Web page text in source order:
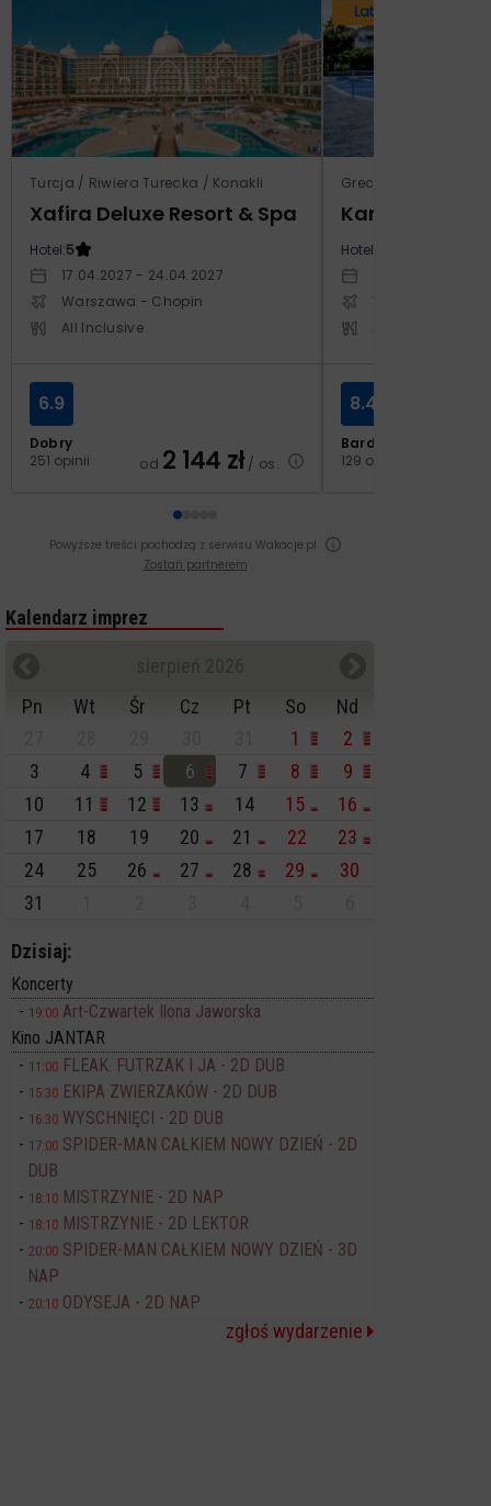
Turcja / Riwiera Turecka / Konakli
Xafira Deluxe Resort & Spa
Hotel:5
17.04.2027 - 24.04.2027
Warszawa - Chopin
All Inclusive
Dobry
251 opinii
6.9
od 2 144 zł/ os.
Lato 2026
Grecja / Samos /
Kampos
Hotel:
Warszawa -
Bardzo dobry
129 opinii
8.4
Powyższe treści pochodzą z serwisu Wakacje.pl
Zostań partnerem
Kalendarz imprez
Pn
Wt Śr Cz Pt So
Nd
1
2
3
4 5 6 7 8
9
10
11 12 13 14 15
16
17
18 19 20 21 22
23
24
25 26 27 28 29
30
31
Dzisiaj:
Koncerty
19:00 Art-Czwartek Ilona Jaworska
Kino JANTAR
11:00 FLEAK. FUTRZAK I JA - 2D DUB
15:30 EKIPA ZWIERZAKÓW - 2D DUB
16:30 WYSCHNIĘCI - 2D DUB
17:00 SPIDER-MAN CAŁKIEM NOWY DZIEŃ - 2D
DUB
18:10 MISTRZYNIE - 2D NAP
18:10 MISTRZYNIE - 2D LEKTOR
20:00 SPIDER-MAN CAŁKIEM NOWY DZIEŃ - 3D
NAP
20:10 ODYSEJA - 2D NAP
zgłoś wydarzenie